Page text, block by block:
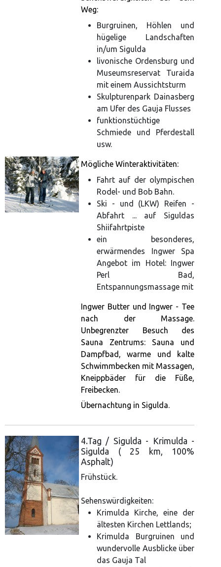
Weg:
Burgruinen, Höhlen und
hügelige Landschaften
in/um Sigulda
livonische Ordensburg und
Museumsreservat Turaida
mit einem Aussichtsturm
Skulpturenpark Dainasberg
am Ufer des Gauja Flusses
funktionstüchtige
Schmiede und Pferdestall
usw.
Mögliche Winteraktivitäten:
Fahrt auf der olympischen
Rodel- und Bob Bahn.
Ski - und (LKW) Reifen -
Abfahrt ... auf Siguldas
Shiifahrtpiste
ein besonderes,
erwärmendes Ingwer Spa
Angebot im Hotel: Ingwer
Perl Bad,
Entspannungsmassage mit
Ingwer Butter und Ingwer - Tee
nach der Massage.
Unbegrenzter Besuch des
Sauna Zentrums: Sauna und
Dampfbad, warme und kalte
Schwimmbecken mit Massagen,
Kneippbäder für die Füße,
Freibecken.
Übernachtung in Sigulda.
4.Tag / Sigulda - Krimulda -
Sigulda ( 25 km, 100%
Asphalt)
Frühstück.
Sehenswürdigkeiten:
Krimulda Kirche, eine der
ältesten Kirchen Lettlands;
Krimulda Burgruinen und
wundervolle Ausblicke über
das Gauja Tal